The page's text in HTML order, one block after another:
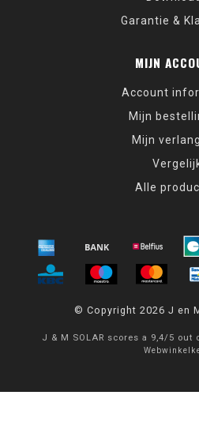
Garantie &
MIJN
Account
Mijn
Mijn
Alle
© Copyright 2026 J en
J & M SOLAR scores a 9,4/ 5 out